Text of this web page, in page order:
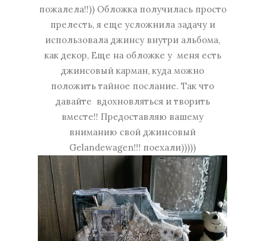
пожалела!!)) Обложка получилась просто
прелесть, я еще усложнила задачу и
использовала джинсу внутри альбома,
как декор, Еще на обложке у меня есть
джинсовый карман, куда можно
положить тайное послание. Так что
давайте вдохновляться и творить
вместе!! Предоставляю вашему
вниманию свой джинсовый
Gelandewagen!!! поехали)))))